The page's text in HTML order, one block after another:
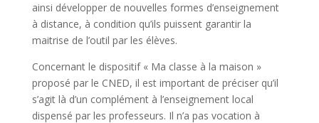
ainsi développer de nouvelles formes d’enseignement
à distance, à condition qu’ils puissent garantir la
maitrise de l’outil par les élèves.
Concernant le dispositif « Ma classe à la maison »
proposé par le CNED, il est important de préciser qu’il
s’agit là d’un complément à l’enseignement local
dispensé par les professeurs. Il n’a pas vocation à